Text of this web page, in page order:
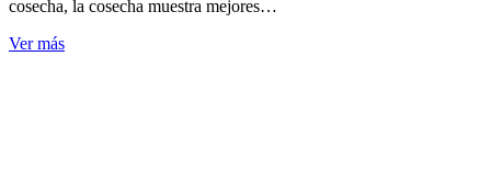
cosecha, la cosecha muestra mejores…
Ver más